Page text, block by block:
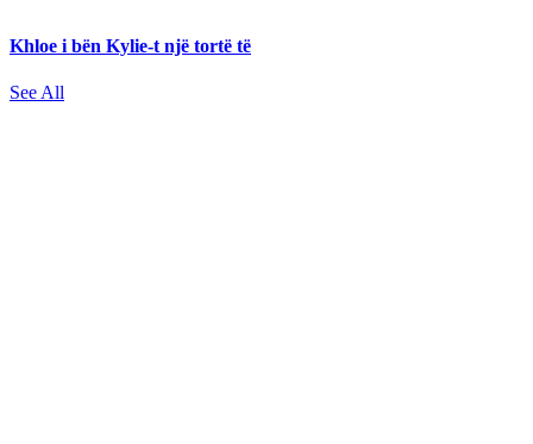
Khloe i bën Kylie-t një tortë të
See All